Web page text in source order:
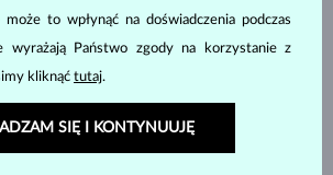
może to wpłynąć na doświadczenia podczas
wyrażają Państwo zgody na korzystanie z
kliknąć tutaj.
SIĘ I KONTYNUUJĘ